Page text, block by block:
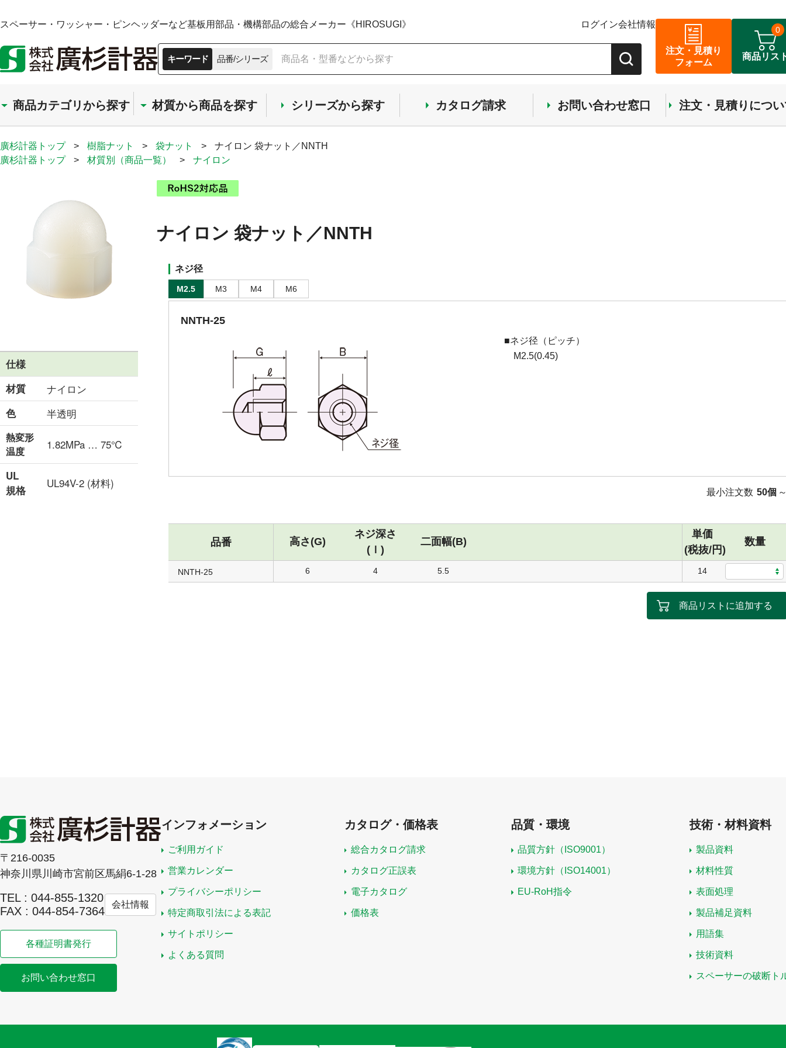
スペーサー・ワッシャー・ピンヘッダーなど基板用部品・機構部品の総合メーカー《HIROSUGI》 ログイン会社情報
キーワード 品番/シリーズ
注文・見積り
フォーム
商品リス
0
商品カテゴリから探す 材質から商品を探す シリーズから探す カタログ請求 お問い合わせ窓口 注文・見積りにつ
廣杉計器トップ > 樹脂ナット > 袋ナット >
ナイロン 袋ナット／NNTH
廣杉計器トップ
> 材質別（商品一覧） > ナイロン
仕様
材質
ナイロン
色 半透明
熱変形
温度
1.82MPa … 75℃
UL
規格
UL94V-2 (材料)
ナイロン 袋ナット／NNTH
ネジ径
M2.5 M3 M4 M6
NNTH-25
■ネジ径（ピッチ）
M2.5(0.45)
最小注文数 50個
品番 高さ(G)
ネジ深さ
(ｌ)
二面幅(B)
単価
(税抜/円)
数量
NNTH-25 6 4 5.5 14
商品リストに追加する
〒216-0035
神奈川県川崎市宮前区馬絹6-1-28
TEL : 044-855-1320
FAX : 044-854-7364
会社情報
各種証明書発行
お問い合わせ窓口
インフォメーション
ご利用ガイド
営業カレンダー
プライバシーポリシー
特定商取引法による表記
サイトポリシー
よくある質問
カタログ・価格表
総合カタログ請求
カタログ正誤表
電子カタログ
価格表
品質・環境
品質方針（ISO9001）
環境方針（ISO14001）
EU-RoH指令
技術・材料資料
製品資料
材料性質
表面処理
製品補足資料
用語集
技術資料
スペーサーの破断ト